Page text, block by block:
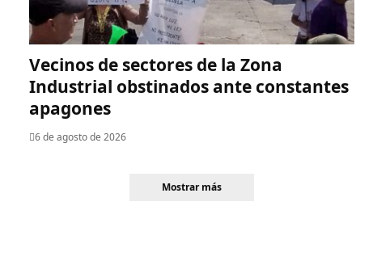
Vecinos de sectores de la Zona
Industrial obstinados ante constantes
apagones
6 de agosto de 2026
Mostrar más